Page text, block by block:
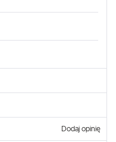
Dodaj opinię